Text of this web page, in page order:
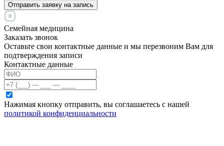
Отправить заявку на запись
Семейная медицина
Заказать звонок
Оставьте свои контактные данные и мы перезвоним Вам для
подтверждения записи
Контактные данные
Нажимая кнопку отправить, вы соглашаетесь с нашей
политикой конфиденциальности